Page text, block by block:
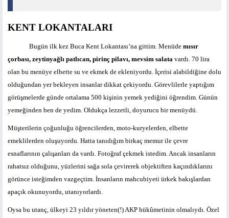
KENT LOKANTALARI
Bugün ilk kez Buca Kent Lokantası’na gittim. Menüde mısır
çorbası, zeytinyağlı patlıcan, pirinç pilavı, mevsim salata vardı. 70 lira
olan bu menüye elbette su ve ekmek de ekleniyordu. İçerisi alabildiğine dolu
olduğundan yer bekleyen insanlar dikkat çekiyordu. Görevlilerle yaptığım
görüşmelerde günde ortalama 500 kişinin yemek yediğini öğrendim. Günün
yemeğinden ben de yedim. Oldukça lezzetli, doyurucu bir menüydü.
Müşterilerin çoğunluğu öğrencilerden, moto-kuryelerden, elbette
emeklilerden oluşuyordu. Hatta tanıdığım birkaç memur ile çevre
esnaflarının çalışanları da vardı. Fotoğraf çekmek istedim. Ancak insanların
rahatsız olduğunu, yüzlerini sağa sola çevirerek objektiften kaçındıklarını
görünce isteğimden vazgeçtim. İnsanların mahcubiyeti ürkek bakışlardan
apaçık okunuyordu, utanıyorlardı.
Oysa bu utanç, ülkeyi 23 yıldır yöneten(!) AKP hükûmetinin olmalıydı. Özel